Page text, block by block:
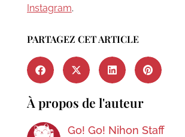
Instagram.
PARTAGEZ CET ARTICLE
À propos de l'auteur
Go! Go! Nihon Staff